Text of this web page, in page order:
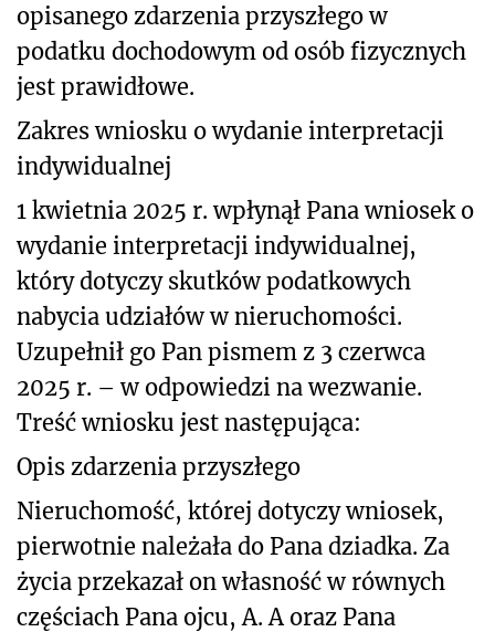
opisanego zdarzenia przyszłegow
podatku dochodowym od osób fizycznych
jest prawidłowe.
Zakres wniosku o wydanie interpretacji
indywidualnej
1 kwietnia 2025 r. wpłynął Pana wniosek o
wydanie interpretacji indywidualnej,
który dotyczy skutków podatkowych
nabycia udziałów w nieruchomości.
Uzupełnił go Pan pismem z 3 czerwca
2025 r. – w odpowiedzi na wezwanie.
Treść wniosku jest następująca:
Opis zdarzenia przyszłego
Nieruchomość, której dotyczy wniosek,
pierwotnie należała do Pana dziadka. Za
życia przekazał on własność w równych
częściach Pana ojcu, A. A oraz Pana